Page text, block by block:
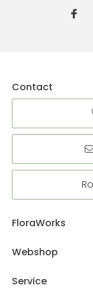
Contact
FloraWorks
Webshop
Service